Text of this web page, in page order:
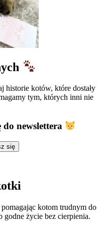
historie kotów, które dostały
tym, których inni nie
do newslettera
się
kotom trudnym do
godne życie bez cierpienia.